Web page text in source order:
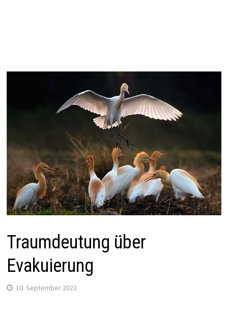
Traumdeutung über
Evakuierung
10. September 2022